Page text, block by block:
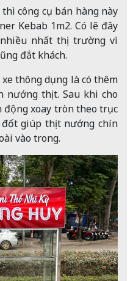
công cụ bán hàng này
Kebab 1m2. Có lẽ đây
nhất thị trường vì
đắt khách.
thông dụng là có thêm
nướng thịt. Sau khi cho
động xoay tròn theo trục
giúp thịt nướng chín
vào trong.